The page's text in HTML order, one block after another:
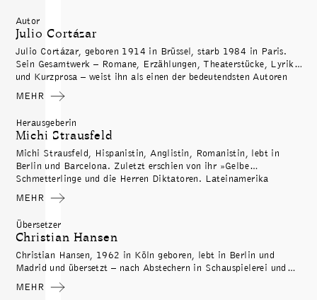
Autor
Julio Cortázar
Julio Cortázar, geboren 1914 in Brüssel, starb 1984 in Paris.
Sein Gesamtwerk – Romane, Erzählungen, Theaterstücke, Lyrik
und Kurzprosa – weist ihn als einen der bedeutendsten Autoren
des 20. Jahrhunderts aus.
MEHR
Herausgeberin
Michi Strausfeld
Michi Strausfeld, Hispanistin, Anglistin, Romanistin, lebt in
Berlin und Barcelona. Zuletzt erschien von ihr ­»Gelbe
Schmetterlinge und die Herren Diktatoren. Lateinamerika
erzählt seine Geschichte« (2019) und »Gaumenfreuden« bei
Wagenbach (2023). Für Berenberg hat sie den Band
»Unerwartete Nachrichten« von Julio Cortázar herausgegeben
(2022). Zuletzt erschien »Die Kaiserin von Galapagos. Deutsche
Abenteuer in Lateinamerika« (2025).
MEHR
Übersetzer
Christian Hansen
Christian Hansen, 1962 in Köln geboren, lebt in Berlin und
Madrid und übersetzt – nach Abstechern in Schauspielerei und
Zeitungsredaktion – spanischsprachige Literatur, unter anderem
von César Aira, Roberto Bolaño, Alan Pauls und Selva Almada.
MEHR